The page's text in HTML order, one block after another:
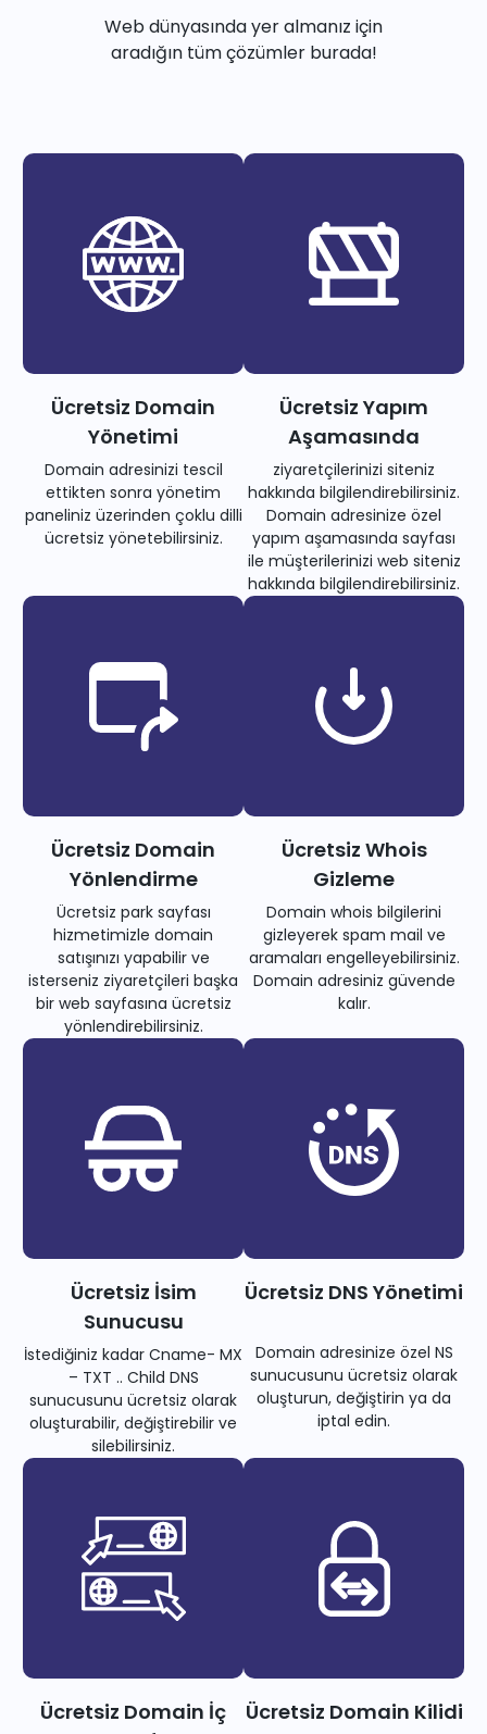
Web dünyasında yer almanız için
aradığın tüm çözümler burada!
Ücretsiz Domain
Yönetimi
Domain adresinizi tescil
ettikten sonra yönetim
paneliniz üzerinden çoklu dilli
ücretsiz yönetebilirsiniz.
Ücretsiz Yapım
Aşamasında
ziyaretçilerinizi siteniz
hakkında bilgilendirebilirsiniz.
Domain adresinize özel
yapım aşamasında sayfası
ile müşterilerinizi web siteniz
hakkında bilgilendirebilirsiniz.
Ücretsiz Domain
Yönlendirme
Ücretsiz park sayfası
hizmetimizle domain
satışınızı yapabilir ve
isterseniz ziyaretçileri başka
bir web sayfasına ücretsiz
yönlendirebilirsiniz.
Ücretsiz Whois
Gizleme
Domain whois bilgilerini
gizleyerek spam mail ve
aramaları engelleyebilirsiniz.
Domain adresiniz güvende
kalır.
Ücretsiz İsim
Sunucusu
İstediğiniz kadar Cname- MX
– TXT .. Child DNS
sunucusunu ücretsiz olarak
oluşturabilir, değiştirebilir ve
silebilirsiniz.
Ücretsiz DNS Yönetimi
Domain adresinize özel NS
sunucusunu ücretsiz olarak
oluşturun, değiştirin ya da
iptal edin.
Ücretsiz Domain İç
Ücretsiz Domain Kilidi